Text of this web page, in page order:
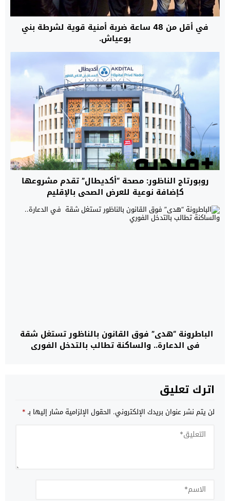
في أقل من 48 ساعة ضربة أمنية قوية لشرطة بني
بوعياش.
روبورتاج الناظور: مصحة “أكديطال” تقدم مشروعها
كإضافة نوعية للعرض الصحي بالإقليم
الباطرونة “هدى” فوق القانون بالناظور تستغل شقة
في الدعارة.. والساكنة تطالب بالتدخل الفوري
اترك تعليق
لن يتم نشر عنوان بريدك الإلكتروني. الحقول الإلزامية مشار إليها بـ*